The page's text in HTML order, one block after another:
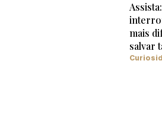
mais
salvar